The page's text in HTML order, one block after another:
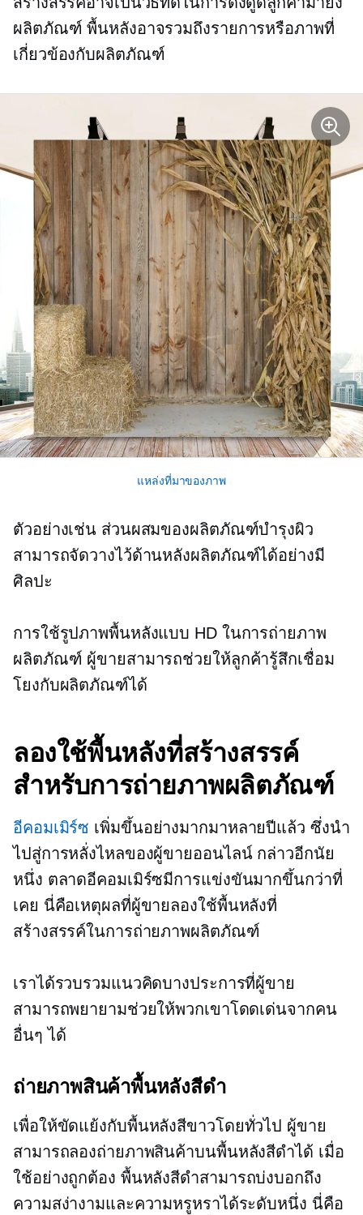
ผลิตภัณฑ์ พื้นหลังอาจรวมถึงรายการหรือภาพที่
เกี่ยวข้องกับผลิตภัณฑ์
แหล่งที่มาของภาพ
ตัวอย่างเช่น ส่วนผสมของผลิตภัณฑ์บำรุงผิว
สามารถจัดวางไว้ด้านหลังผลิตภัณฑ์ได้อย่างมี
ศิลปะ
การใช้รูปภาพพื้นหลังแบบ HD ในการถ่ายภาพ
ผลิตภัณฑ์ ผู้ขายสามารถช่วยให้ลูกค้ารู้สึกเชื่อม
โยงกับผลิตภัณฑ์ได้
ลองใช้พื้นหลังที่สร้างสรรค์
สำหรับการถ่ายภาพผลิตภัณฑ์
อีคอมเมิร์ซ เพิ่มขึ้นอย่างมากมาหลายปีแล้ว ซึ่งนำ
ไปสู่การหลั่งไหลของผู้ขายออนไลน์ กล่าวอีกนัย
หนึ่ง ตลาดอีคอมเมิร์ซมีการแข่งขันมากขึ้นกว่าที่
เคย นี่คือเหตุผลที่ผู้ขายลองใช้พื้นหลังที่
สร้างสรรค์ในการถ่ายภาพผลิตภัณฑ์
เราได้รวบรวมแนวคิดบางประการที่ผู้ขาย
สามารถพยายามช่วยให้พวกเขาโดดเด่นจากคน
อื่นๆ ได้
ถ่ายภาพสินค้าพื้นหลังสีดำ
เพื่อให้ขัดแย้งกับพื้นหลังสีขาวโดยทั่วไป ผู้ขาย
สามารถลองถ่ายภาพสินค้าบนพื้นหลังสีดำได้ เมื่อ
ใช้อย่างถูกต้อง พื้นหลังสีดำสามารถบ่งบอกถึง
ความสง่างามและความหรูหราได้ระดับหนึ่ง นี่คือ